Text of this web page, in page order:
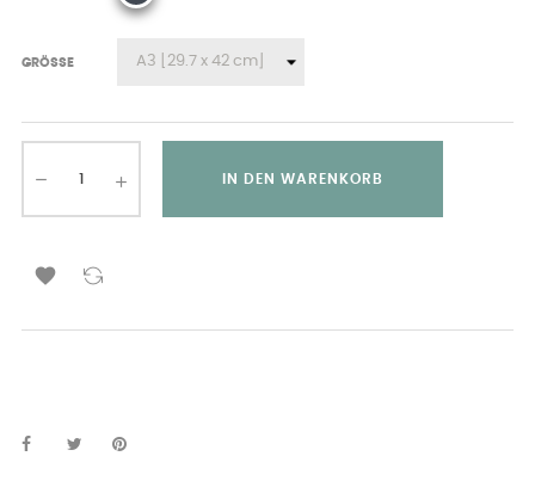
GRÖSSE
IN DEN WARENKORB
